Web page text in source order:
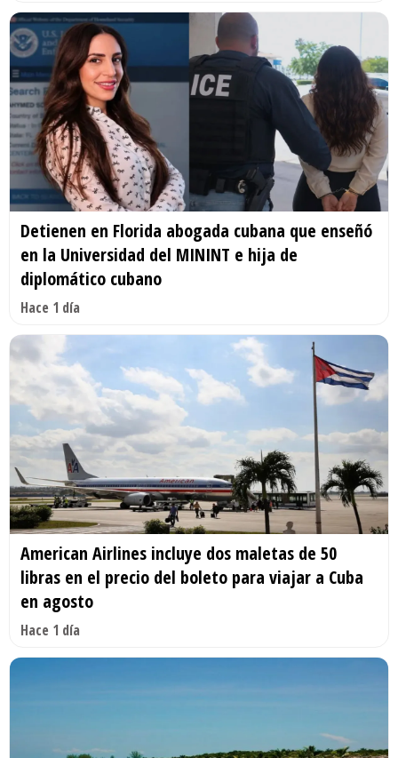
Detienen en Florida abogada cubana que enseñó
en la Universidad del MININT e hija de
diplomático cubano
Hace 1 día
American Airlines incluye dos maletas de 50
libras en el precio del boleto para viajar a Cuba
en agosto
Hace 1 día